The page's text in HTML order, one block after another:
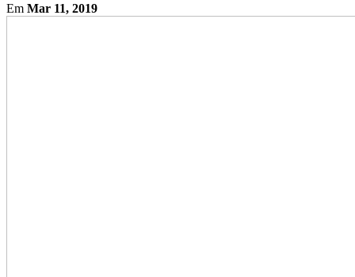
Em Mar 11, 2019